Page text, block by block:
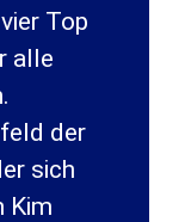
Top
alle
der
sich
Kim